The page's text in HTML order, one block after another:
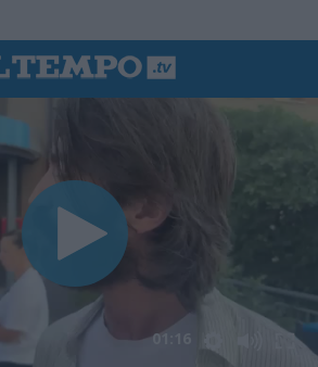
01:16